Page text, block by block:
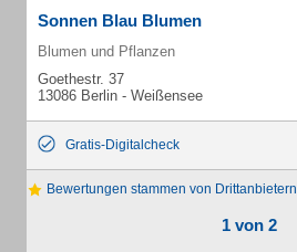
Sonnen Blau Blumen
Blumen und Pflanzen
Goethestr. 37
13086 Berlin - Weißensee
Gratis-Digitalcheck
Bewertungen stammen von Drittanbietern
1 von 2